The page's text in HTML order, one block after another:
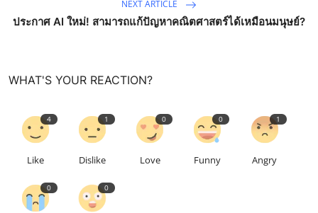
NEXT ARTICLE
ประกาศ AI ใหม่! สามารถแก้ปัญหาคณิตศาสตร์ได้เหมือนมนุษย์?
WHAT'S YOUR REACTION?
4
Like
1
Dislike
0
Love
0
Funny
1
Angry
0 0